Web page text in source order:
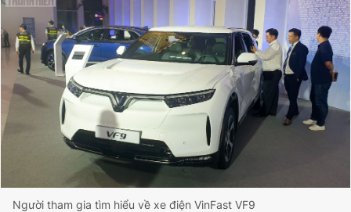
Người tham gia tìm hiểu về xe điện VinFast VF9